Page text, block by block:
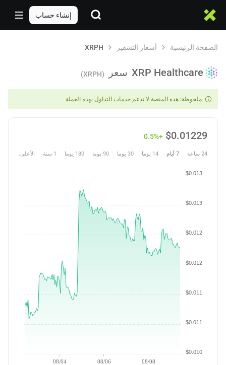
إنشاء حساب
الصفحة الرئيسية أسعار التشفير XRPH
XRP Healthcare سعر (XRPH)
ملحوظة: هذه المنصة لا تدعم خدمات التداول بهذه العملة
$0.01229
+0.5%
24 ساعة 7 أيام 14 يوما 30 يوما 90 يوما 180 يوما 1 سنة الأعلى.
08/04 08/06 08/08
$0.010
$0.011
$0.011
$0.012
$0.012
$0.013
$0.013